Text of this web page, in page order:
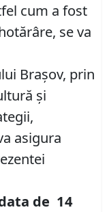
cum a fost
se va
Braşov, prin
şi
asigura
de 14